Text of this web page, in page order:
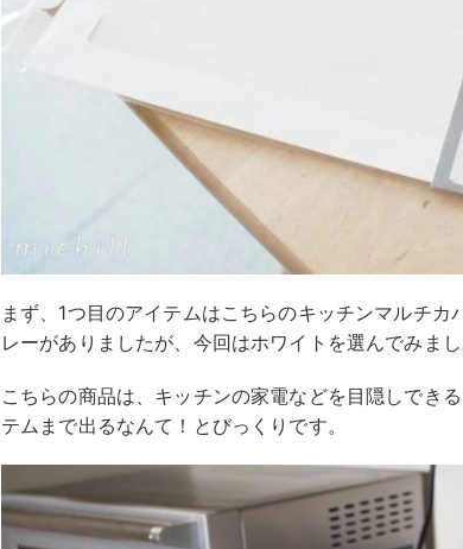
まず、1つ目のアイテムはこちらのキッチンマルチ
レーがありましたが、今回はホワイトを選んでみまし
こちらの商品は、キッチンの家電などを目隠しでき
テムまで出るなんて！とびっくりです。